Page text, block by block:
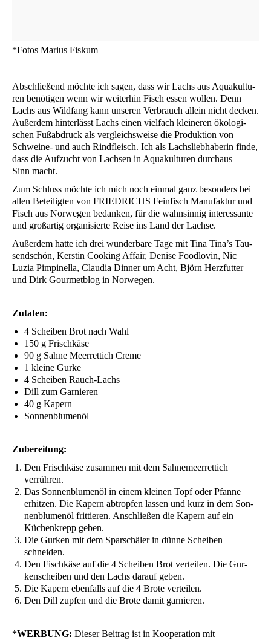
*Fotos Mari­us Fiskum
Abschlie­ßend möch­te ich sagen, dass wir Lachs aus Aqua­kul­tu­
ren benö­ti­gen wenn wir wei­ter­hin Fisch essen wol­len. Denn
Lachs aus Wild­fang kann unse­ren Ver­brauch allein nicht decken.
Außer­dem hin­ter­lässt Lachs einen viel­fach klei­ne­ren öko­lo­gi­
schen Fuß­ab­druck als ver­gleichs­wei­se die Pro­duk­ti­on von
Schwei­ne- und auch Rind­fleisch. Ich als Lachs­lieb­ha­be­rin fin­de,
dass die Auf­zucht von Lach­sen in Aqua­kul­tu­ren durch­aus
Sinn macht.
Zum Schluss möch­te ich mich noch ein­mal ganz beson­ders bei
allen Betei­lig­ten von FRIEDRICHS Fein­fisch Manu­fak­tur und
Fisch aus Nor­we­gen bedan­ken, für die wahn­sin­nig inter­es­san­te
und groß­ar­tig orga­ni­sier­te Rei­se ins Land der Lachse.
Außer­dem hat­te ich drei wun­der­ba­re Tage mit Tina Tina’s Tau­
send­schön, Kers­tin Coo­king Affair, Deni­se Food­lo­vin, Nic
Luzia Pim­pi­nella, Clau­dia Din­ner um Acht, Björn Herz­fut­ter
und Dirk Gour­met­blog in Norwegen.
Zuta­ten:
4 Schei­ben Brot nach Wahl
150 g Frischkäse
90 g Sah­ne Meer­ret­tich Creme
1 klei­ne Gurke
4 Schei­ben Rauch-Lachs
Dill zum Garnieren
40 g Kapern
Son­nen­blu­men­öl
Zube­rei­tung:
Den Frisch­kä­se zusam­men mit dem Sah­ne­meer­ret­tich
verrühren.
Das Son­nen­blu­men­öl in einem klei­nen Topf oder Pfan­ne
erhit­zen. Die Kapern abtrop­fen las­sen und kurz in dem Son­
nen­blu­men­öl frit­tie­ren. Anschlie­ßen die Kapern auf ein
Küchen­krepp geben.
Die Gur­ken mit dem Spar­schä­ler in dün­ne Schei­ben
schneiden.
Den Fisch­kä­se auf die 4 Schei­ben Brot ver­tei­len. Die Gur­
ken­schei­ben und den Lachs dar­auf geben.
Die Kapern eben­falls auf die 4 Bro­te verteilen.
Den Dill zup­fen und die Bro­te damit garnieren.
*WERBUNG: Die­ser Bei­trag ist in Koope­ra­ti­on mit